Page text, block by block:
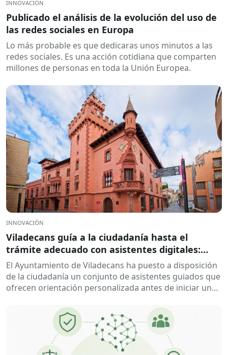
INNOVACIÓN
Publicado el análisis de la evolución del uso de
las redes sociales en Europa
Lo más probable es que dedicaras unos minutos a las
redes sociales. Es una acción cotidiana que comparten
millones de personas en toda la Unión Europea.
INNOVACIÓN
Viladecans guía a la ciudadanía hasta el
trámite adecuado con asistentes digitales:
DigiCanvis
El Ayuntamiento de Viladecans ha puesto a disposición
de la ciudadanía un conjunto de asistentes guiados que
ofrecen orientación personalizada antes de iniciar un